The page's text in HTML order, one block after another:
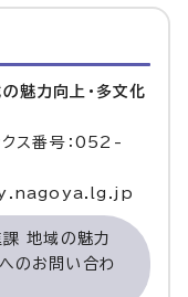
魅力向上・多文化
ス番号：052-
地域の魅力
のお問い合わ